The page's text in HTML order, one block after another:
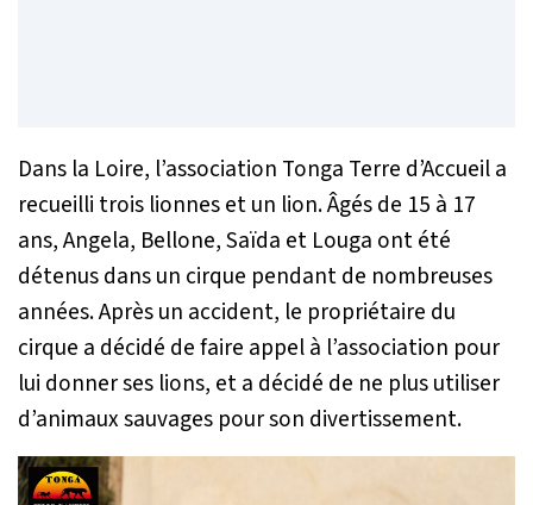
Dans la Loire, l’association Tonga Terre d’Accueil a
recueilli trois lionnes et un lion. Âgés de 15 à 17
ans, Angela, Bellone, Saïda et Louga ont été
détenus dans un cirque pendant de nombreuses
années. Après un accident, le propriétaire du
cirque a décidé de faire appel à l’association pour
lui donner ses lions, et a décidé de ne plus utiliser
d’animaux sauvages pour son divertissement.